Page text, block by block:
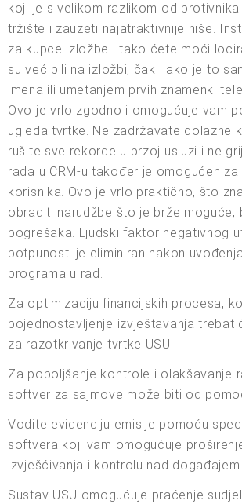
koji je s velikom razlikom od
tržište i zauzeti najatraktivnije niše.
za kupce izložbe i tako ćete moći
su već bili na izložbi, čak i ako je to
imena ili umetanjem prvih znamenki
Ovo je vrlo zgodno i omogućuje vam
ugleda tvrtke. Ne zadržavate dolazne
rušite sve rekorde u brzoj usluzi i ne
rada u CRM-u također je omogućen
korisnika. Ovo je vrlo praktično, što
obraditi narudžbe što je brže moguće,
pogrešaka. Ljudski faktor negativnog
potpunosti je eliminiran nakon
programa u rad.
Za optimizaciju financijskih procesa,
pojednostavljenje izvještavanja trebat
za razotkrivanje tvrtke USU.
Za poboljšanje kontrole i olakšavanje
softver za sajmove može biti od
Vodite evidenciju emisije pomoću
softvera koji vam omogućuje
izvješćivanja i kontrolu nad događajem.
Sustav USU omogućuje praćenje